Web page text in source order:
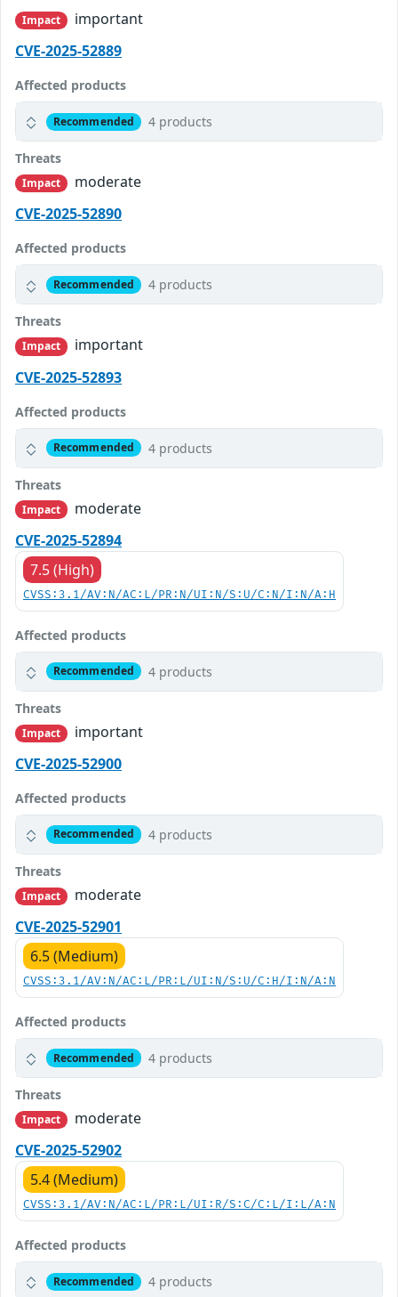
Impact
important
CVE-2025-52889
Affected products
Recommended 4 products
Threats
Impact
moderate
CVE-2025-52890
Affected products
Recommended 4 products
Threats
Impact
important
CVE-2025-52893
Affected products
Recommended 4 products
Threats
Impact
moderate
CVE-2025-52894
7.5 (High)
CVSS:3.1/AV:N/AC:L/PR:N/UI:N/S:U/C:N/I:N/A:H
Affected products
Recommended 4 products
Threats
Impact
important
CVE-2025-52900
Affected products
Recommended 4 products
Threats
Impact
moderate
CVE-2025-52901
6.5 (Medium)
CVSS:3.1/AV:N/AC:L/PR:L/UI:N/S:U/C:H/I:N/A:N
Affected products
Recommended 4 products
Threats
Impact
moderate
CVE-2025-52902
5.4 (Medium)
CVSS:3.1/AV:N/AC:L/PR:L/UI:R/S:C/C:L/I:L/A:N
Affected products
Recommended 4 products